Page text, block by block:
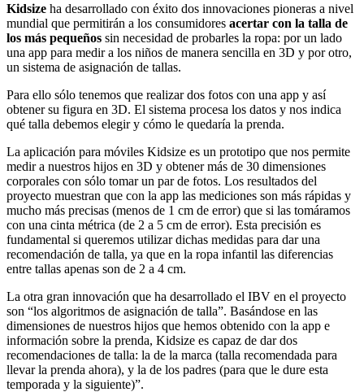
Kidsize ha desarrollado con éxito dos innovaciones pioneras a nivel
mundial que permitirán a los consumidores acertar con la talla de
los más pequeños sin necesidad de probarles la ropa: por un lado
una app para medir a los niños de manera sencilla en 3D y por otro,
un sistema de asignación de tallas.
Para ello sólo tenemos que realizar dos fotos con una app y así
obtener su figura en 3D. El sistema procesa los datos y nos indica
qué talla debemos elegir y cómo le quedaría la prenda.
La aplicación para móviles Kidsize es un prototipo que nos permite
medir a nuestros hijos en 3D y obtener más de 30 dimensiones
corporales con sólo tomar un par de fotos. Los resultados del
proyecto muestran que con la app las mediciones son más rápidas y
mucho más precisas (menos de 1 cm de error) que si las tomáramos
con una cinta métrica (de 2 a 5 cm de error). Esta precisión es
fundamental si queremos utilizar dichas medidas para dar una
recomendación de talla, ya que en la ropa infantil las diferencias
entre tallas apenas son de 2 a 4 cm.
La otra gran innovación que ha desarrollado el IBV en el proyecto
son “los algoritmos de asignación de talla”. Basándose en las
dimensiones de nuestros hijos que hemos obtenido con la app e
información sobre la prenda, Kidsize es capaz de dar dos
recomendaciones de talla: la de la marca (talla recomendada para
llevar la prenda ahora), y la de los padres (para que le dure esta
temporada y la siguiente)”.